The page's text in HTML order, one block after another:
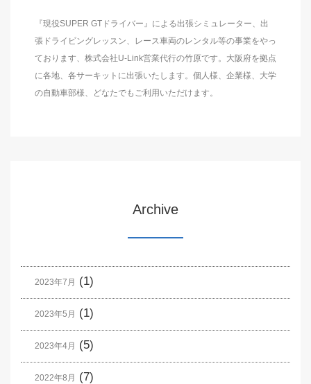
『現役SUPER GTドライバー』による出張シミュレーター、出
張ドライビングレッスン、レース車両のレンタル等の事業をやっ
ております、株式会社U-Link営業代行の竹原です。大阪府を拠点
に各地、各サーキットに出張いたします。個人様、企業様、大学
の自動車部様、どなたでもご利用いただけます。
Archive
2023年7月 (1)
2023年5月 (1)
2023年4月 (5)
2022年8月 (7)